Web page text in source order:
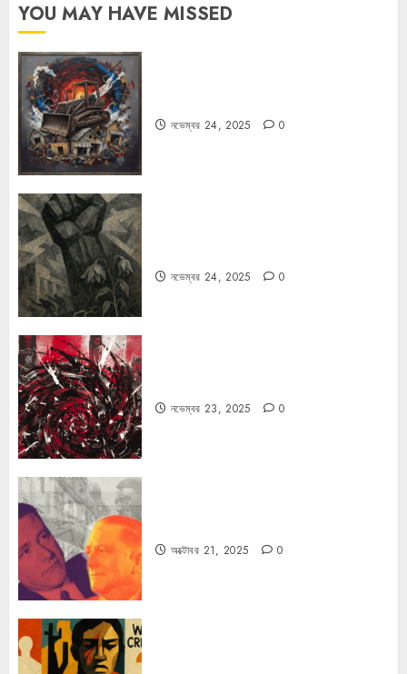
YOU MAY HAVE MISSED
নভেম্বর 24, 2025 0
নভেম্বর 24, 2025 0
নভেম্বর 23, 2025 0
অক্টোবর 21, 2025 0